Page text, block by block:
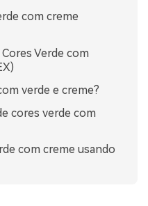
com creme
Verde com
verde e creme?
cores verde com
com creme usando